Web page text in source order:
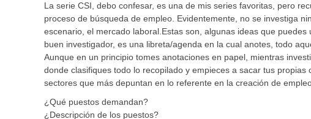
La serie CSI, debo confesar, es una de mis series favoritas, pero
proceso de búsqueda de empleo. Evidentemente, no se investiga
escenario, el mercado laboral.Estas son, algunas ideas que
buen investigador, es una libreta/agenda en la cual anotes, todo
Aunque en un principio tomes anotaciones en papel, mientras
donde clasifiques todo lo recopilado y empieces a sacar tus propias
sectores que más depuntan en lo referente en la creación de
¿Qué puestos demandan?
¿Descripción de los puestos?